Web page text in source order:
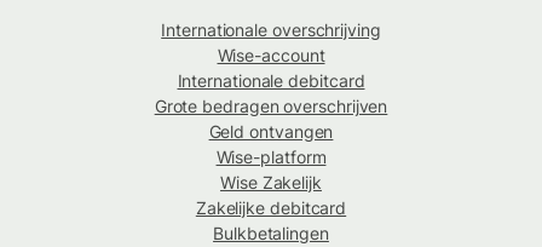
Internationale overschrijving
Wise-account
Internationale debitcard
Grote bedragen overschrijven
Geld ontvangen
Wise-platform
Wise Zakelijk
Zakelijke debitcard
Bulkbetalingen